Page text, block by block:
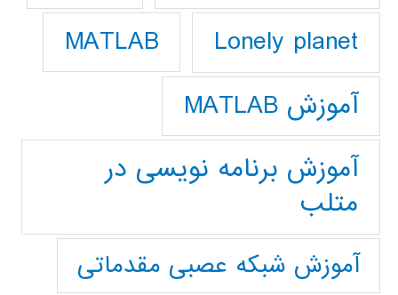
Lonely planet
MATLAB
آموزش MATLAB
آموزش برنامه نویسی در
متلب
آموزش شبکه عصبی مقدماتی